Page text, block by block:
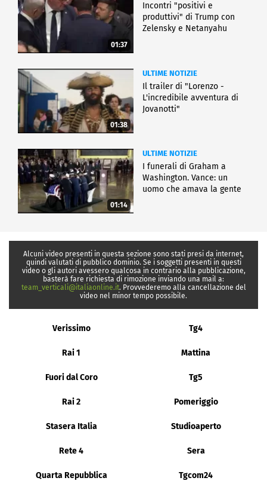
01:37
Incontri "positivi e
produttivi" di Trump con
Zelensky e Netanyahu
01:38
ULTIME NOTIZIE
Il trailer di "Lorenzo -
L'incredibile avventura di
Jovanotti"
01:14
ULTIME NOTIZIE
I funerali di Graham a
Washington. Vance: un
uomo che amava la gente
Alcuni video presenti in questa sezione sono stati presi da internet,
quindi valutati di pubblico dominio. Se i soggetti presenti in questi
video o gli autori avessero qualcosa in contrario alla pubblicazione,
basterà fare richiesta di rimozione inviando una mail a:
team_verticali@italiaonline.it. Provvederemo alla cancellazione del
video nel minor tempo possibile.
Verissimo Tg4
Rai 1 Mattina
Fuori dal Coro Tg5
Rai 2 Pomeriggio
Stasera Italia Studioaperto
Rete 4 Sera
Quarta Repubblica Tgcom24